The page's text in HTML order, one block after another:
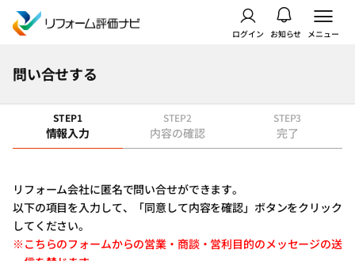
ログイン お知らせ メニュー
問い合せする
STEP1
情報入力
STEP2
内容の確認
STEP3
完了
リフォーム会社に匿名で問い合せができます。
以下の項目を入力して、「同意して内容を確認」ボタンをクリック
してください。
※こちらのフォームからの営業・商談・営利目的のメッセージの送